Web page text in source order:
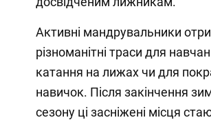
Активні мандрувальники
різноманітні траси для
катання на лижах чи для
навичок. Після закінчення
сезону ці засніжені місця